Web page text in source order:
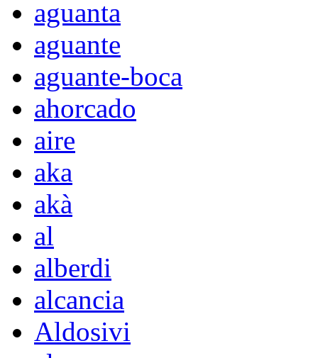
aguanta
aguante
aguante-boca
ahorcado
aire
aka
akà
al
alberdi
alcancia
Aldosivi